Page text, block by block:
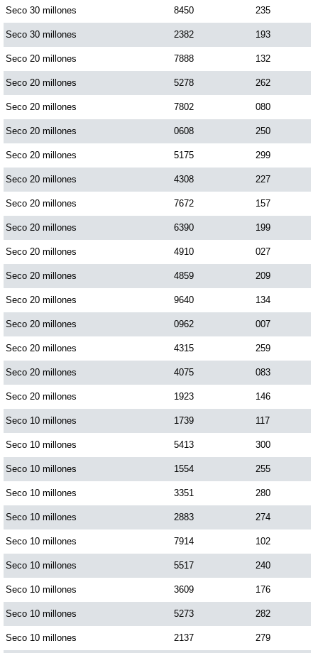
Paisita Día
Paisita Noche
Paisita 3
Pick 3 Día
Pick 3 Noche
Pick 4 Día
Pick 4 Noche
Pijao de Oro
Saman de la suerte
Sinuano Día
Sinuano Noche
Super Chontico Noche
Seco 30 millones 8450 235
Seco 30 millones 2382 193
Seco 20 millones 7888 132
Seco 20 millones 5278 262
Seco 20 millones 7802 080
Seco 20 millones 0608 250
Seco 20 millones 5175 299
Seco 20 millones 4308 227
Seco 20 millones 7672 157
Seco 20 millones 6390 199
Seco 20 millones 4910 027
Seco 20 millones 4859 209
Seco 20 millones 9640 134
Seco 20 millones 0962 007
Seco 20 millones 4315 259
Seco 20 millones 4075 083
Seco 20 millones 1923 146
Seco 10 millones 1739 117
Seco 10 millones 5413 300
Seco 10 millones 1554 255
Seco 10 millones 3351 280
Seco 10 millones 2883 274
Seco 10 millones 7914 102
Seco 10 millones 5517 240
Seco 10 millones 3609 176
Seco 10 millones 5273 282
Seco 10 millones 2137 279